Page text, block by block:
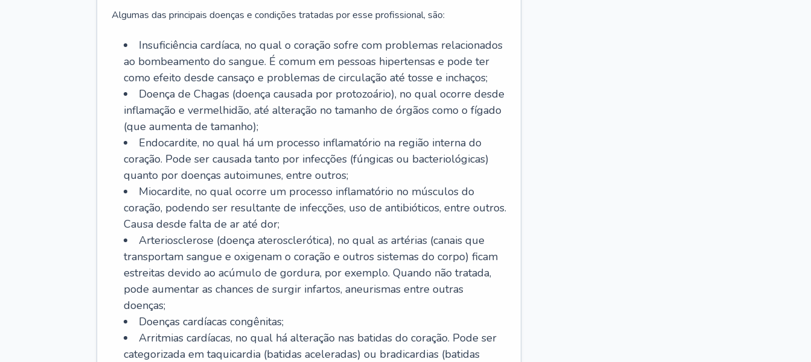
Algumas das principais doenças e condições tratadas por esse profissional, são:
Insuficiência cardíaca, no qual o coração sofre com problemas relacionados
ao bombeamento do sangue. É comum em pessoas hipertensas e pode ter
como efeito desde cansaço e problemas de circulação até tosse e inchaços;
Doença de Chagas (doença causada por protozoário), no qual ocorre desde
inflamação e vermelhidão, até alteração no tamanho de órgãos como o fígado
(que aumenta de tamanho);
Endocardite, no qual há um processo inflamatório na região interna do
coração. Pode ser causada tanto por infecções (fúngicas ou bacteriológicas)
quanto por doenças autoimunes, entre outros;
Miocardite, no qual ocorre um processo inflamatório no músculos do
coração, podendo ser resultante de infecções, uso de antibióticos, entre outros.
Causa desde falta de ar até dor;
Arteriosclerose (doença aterosclerótica), no qual as artérias (canais que
transportam sangue e oxigenam o coração e outros sistemas do corpo) ficam
estreitas devido ao acúmulo de gordura, por exemplo. Quando não tratada,
pode aumentar as chances de surgir infartos, aneurismas entre outras
doenças;
Doenças cardíacas congênitas;
Arritmias cardíacas, no qual há alteração nas batidas do coração. Pode ser
categorizada em taquicardia (batidas aceleradas) ou bradicardias (batidas